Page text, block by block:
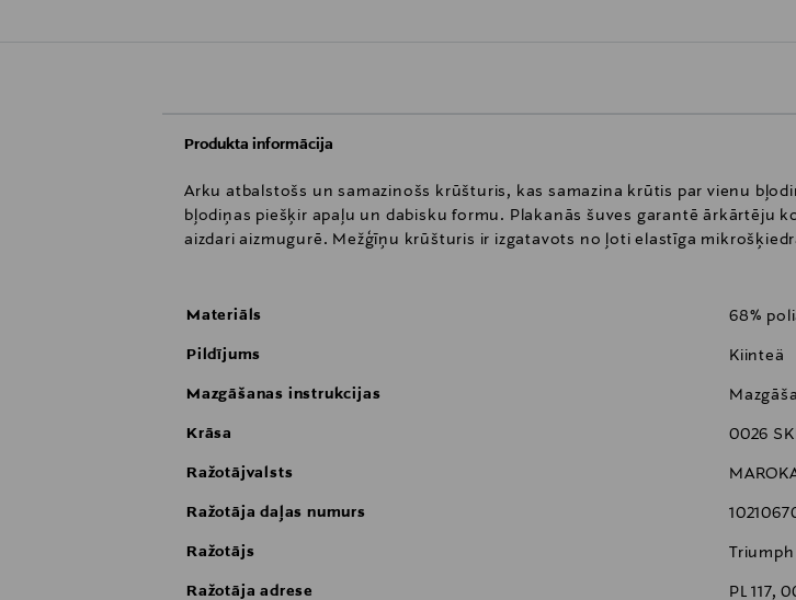
Produkta informācija
Arku atbalstošs un samazinošs krūšturis, kas samazina krūtis par vienu
bļodiņas piešķir apaļu un dabisku formu. Plakanās šuves garantē ārkārtēju
aizdari aizmugurē. Mežģīņu krūšturis ir izgatavots no ļoti elastīga
Materiāls 68%
Pildījums Kiinteä
Mazgāšanas instrukcijas
Krāsa 0026
Ražotājvalsts
Ražotāja daļas numurs
Ražotājs
Ražotāja adrese PL 117,